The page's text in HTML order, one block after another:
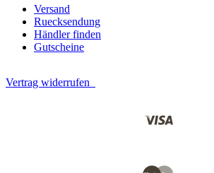
Versand
Ruecksendung
Händler finden
Gutscheine
Vertrag widerrufen